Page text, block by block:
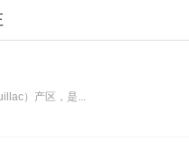
）产区，是...